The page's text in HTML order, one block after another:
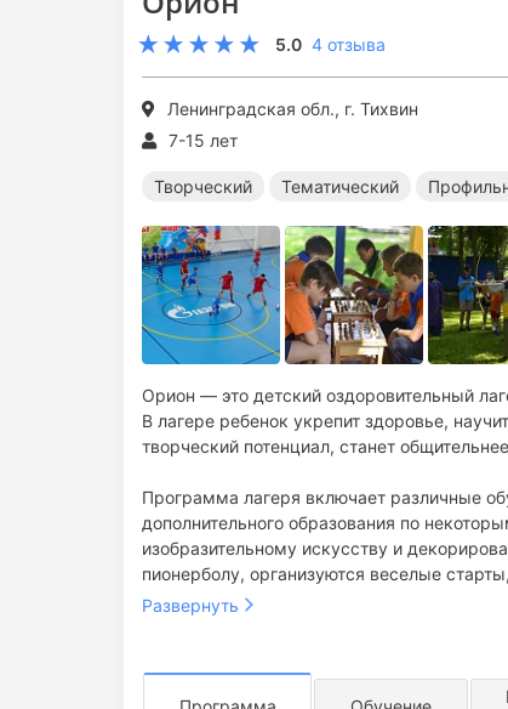
5.0 4 отзыва
Ленинградская обл., г. Тихвин
7-15 лет
Творческий Тематический
Орион — это детский оздоровительный
В лагере ребенок укрепит здоровье,
творческий потенциал, станет
Программа лагеря включает различные
дополнительного образования по
изобразительному искусству и
пионерболу, организуются веселые
жизни.
увлекательные квесты и игры на
Развернуть